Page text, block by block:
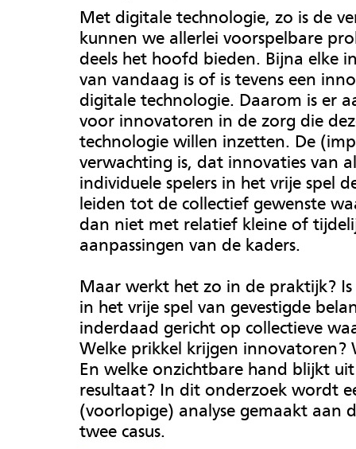
Met digitale technologie, zo is de
kunnen we allerlei voorspelbare
deels het hoofd bieden. Bijna elke
van vandaag is of is tevens een
digitale technologie. Daarom is er
voor innovatoren in de zorg die
technologie willen inzetten. De
verwachting is, dat innovaties van
individuele spelers in het vrije spel
leiden tot de collectief gewenste
dan niet met relatief kleine of
aanpassingen van de kaders.
Maar werkt het zo in de praktijk?
in het vrije spel van gevestigde
inderdaad gericht op collectieve
Welke prikkel krijgen innovatoren?
En welke onzichtbare hand blijkt
resultaat? In dit onderzoek wordt
(voorlopige) analyse gemaakt aan
twee casus.